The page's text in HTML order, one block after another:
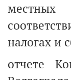
налогах и
отчете